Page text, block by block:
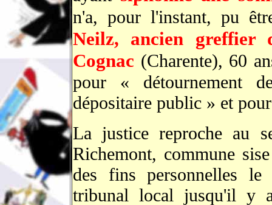
n'a, pour l'instant, pu
Neilz, ancien greffier
Cognac (Charente), 60
pour « détournement
dépositaire public » et
La justice reproche au
Richemont, commune
des fins personnelles
tribunal local jusqu'il y